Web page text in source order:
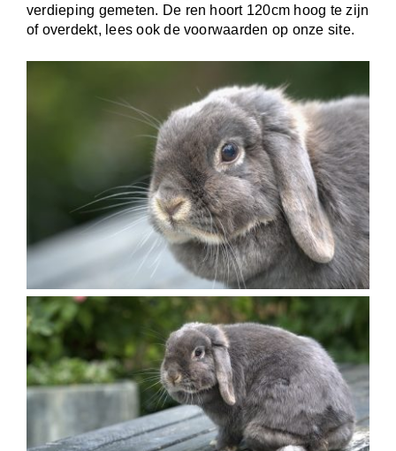
verdieping gemeten. De ren hoort 120cm hoog te zijn
of overdekt, lees ook de voorwaarden op onze site.